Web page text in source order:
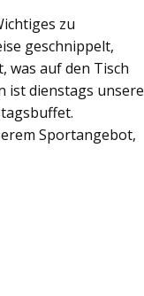
zu
geschnippelt,
was auf den Tisch
ist dienstags unsere
Sportangebot,